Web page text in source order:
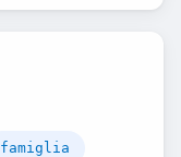
famiglia